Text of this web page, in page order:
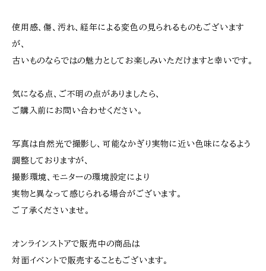
使用感、傷、汚れ、経年による変色の見られるものもございます
が、
古いものならではの魅力としてお楽しみいただけますと幸いです。
気になる点、ご不明の点がありましたら、
ご購入前にお問い合わせください。
写真は自然光で撮影し、可能なかぎり実物に近い色味になるよう
調整しておりますが、
撮影環境、モニターの環境設定により
実物と異なって感じられる場合がございます。
ご了承くださいませ。
オンラインストアで販売中の商品は
対面イベントで販売することもございます。